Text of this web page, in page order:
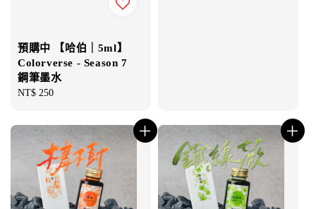
預購中 【哈伯｜5ml】
Colorverse - Season 7
鋼筆墨水
Regular
NT$ 250